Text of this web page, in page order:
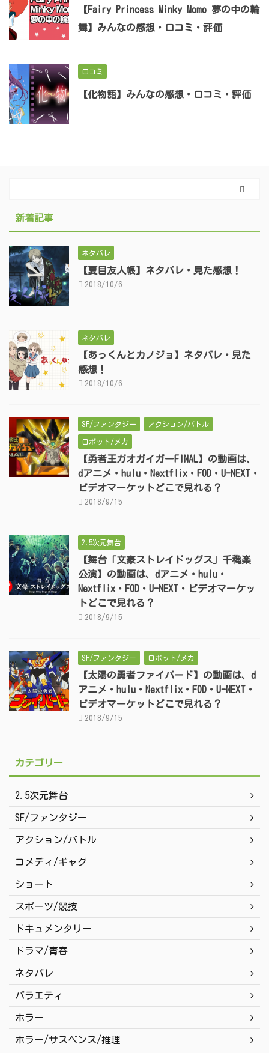
【Fairy Princess Minky Momo 夢の中の輪
舞】みんなの感想・口コミ・評価
口コミ
【化物語】みんなの感想・口コミ・評価
新着記事
ネタバレ
【夏目友人帳】ネタバレ・見た感想！
2018/10/6
ネタバレ
【あっくんとカノジョ】ネタバレ・見た
感想！
2018/10/6
SF/ファンタジー アクション/バトル
ロボット/メカ
【勇者王ガオガイガーFINAL】の動画は、
dアニメ・hulu・Nextflix・FOD・U-NEXT・
ビデオマーケットどこで見れる？
2018/9/15
2.5次元舞台
【舞台「文豪ストレイドッグス」千穐楽
公演】の動画は、dアニメ・hulu・
Nextflix・FOD・U-NEXT・ビデオマーケッ
トどこで見れる？
2018/9/15
SF/ファンタジー ロボット/メカ
【太陽の勇者ファイバード】の動画は、d
アニメ・hulu・Nextflix・FOD・U-NEXT・
ビデオマーケットどこで見れる？
2018/9/15
カテゴリー
2.5次元舞台
SF/ファンタジー
アクション/バトル
コメディ/ギャグ
ショート
スポーツ/競技
ドキュメンタリー
ドラマ/青春
ネタバレ
バラエティ
ホラー
ホラー/サスペンス/推理